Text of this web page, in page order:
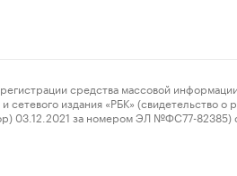
средства массовой
издания «РБК» (свидетельство о
03.12.2021 за номером ЭЛ №ФС77-